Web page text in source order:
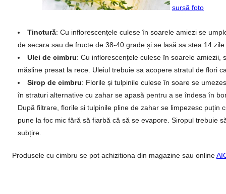
sursă foto
Tinctură: Cu inflorescențele culese în soarele amiezi se
de secara sau de fructe de 38-40 grade și se lasă sa stea 14
Ulei de cimbru: Cu inflorescențele culese în soarele
măsline presat la rece. Uleiul trebuie sa acopere stratul de flori
Sirop de cimbru: Florile și tulpinile culese în soare se
în straturi alternative cu zahar se apasă pentru a se îndesa în
După filtrare, florile și tulpinile pline de zahar se limpezesc
pune la foc mic fără să fiarbă că să se evapore. Siropul trebuie
subțire.
Produsele cu cimbru se pot achizitiona din magazine sau online